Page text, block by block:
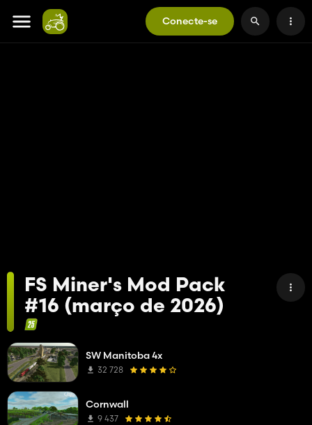
Conecte-se
FS Miner's Mod Pack
#16 (março de 2026)
SW Manitoba 4x
32 728
Cornwall
9 437